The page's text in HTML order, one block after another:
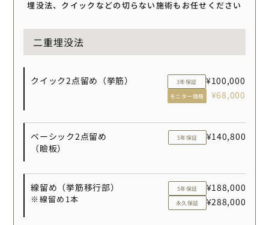
埋没法、クイックなどの切らない施術もお任せください
二重埋没法
クイック2点留め（挙筋） 3年保証 ¥100,000
モニター価格 ¥68,000
ベーシック2点留め
（瞼板）
5年保証 ¥140,800
線留め（挙筋移行部）
※線留め1本
5年保証 ¥188,000
永久保証 ¥288,000